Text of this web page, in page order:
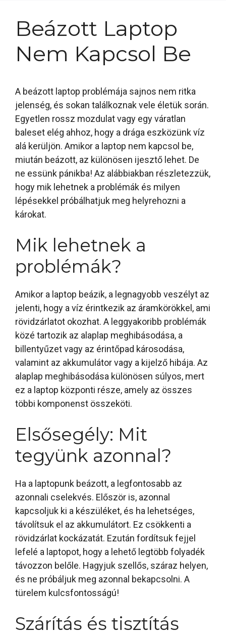
Beázott Laptop
Nem Kapcsol Be
A beázott laptop problémája sajnos nem ritka
jelenség, és sokan találkoznak vele életük során.
Egyetlen rossz mozdulat vagy egy váratlan
baleset elég ahhoz, hogy a drága eszközünk víz
alá kerüljön. Amikor a laptop nem kapcsol be,
miután beázott, az különösen ijesztő lehet. De
ne essünk pánikba! Az alábbiakban részletezzük,
hogy mik lehetnek a problémák és milyen
lépésekkel próbálhatjuk meg helyrehozni a
károkat.
Mik lehetnek a
problémák?
Amikor a laptop beázik, a legnagyobb veszélyt az
jelenti, hogy a víz érintkezik az áramkörökkel, ami
rövidzárlatot okozhat. A leggyakoribb problémák
közé tartozik az alaplap meghibásodása, a
billentyűzet vagy az érintőpad károsodása,
valamint az akkumulátor vagy a kijelző hibája. Az
alaplap meghibásodása különösen súlyos, mert
ez a laptop központi része, amely az összes
többi komponenst összeköti.
Elsősegély: Mit
tegyünk azonnal?
Ha a laptopunk beázott, a legfontosabb az
azonnali cselekvés. Először is, azonnal
kapcsoljuk ki a készüléket, és ha lehetséges,
távolítsuk el az akkumulátort. Ez csökkenti a
rövidzárlat kockázatát. Ezután fordítsuk fejjel
lefelé a laptopot, hogy a lehető legtöbb folyadék
távozzon belőle. Hagyjuk szellős, száraz helyen,
és ne próbáljuk meg azonnal bekapcsolni. A
türelem kulcsfontosságú!
Szárítás és tisztítás